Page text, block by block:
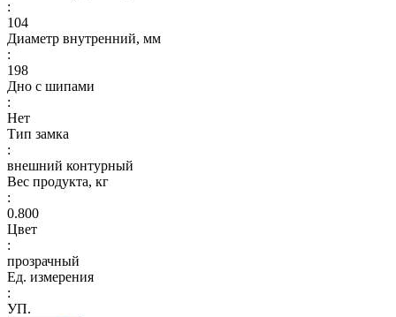
:
104
Диаметр внутренний, мм
:
198
Дно с шипами
:
Нет
Тип замка
:
внешний контурный
Вес продукта, кг
:
0.800
Цвет
:
прозрачный
Ед. измерения
:
УП.